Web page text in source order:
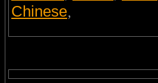
Chinese,